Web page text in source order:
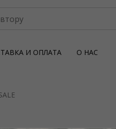
И ОПЛАТА О НАС